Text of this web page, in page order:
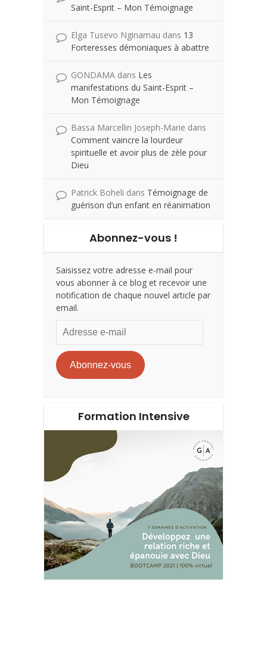
Saint-Esprit – Mon Témoignage
Elga Tusevo Nginamau dans 13
Forteresses démoniaques à abattre
GONDAMA dans Les
manifestations du Saint-Esprit –
Mon Témoignage
Bassa Marcellin Joseph-Marie dans
Comment vaincre la lourdeur
spirituelle et avoir plus de zèle pour
Dieu
Patrick Boheli dans Témoignage de
guérison d’un enfant en réanimation
Abonnez-vous !
Saisissez votre adresse e-mail pour
vous abonner à ce blog et recevoir une
notification de chaque nouvel article par
email.
Adresse
e-
mail
Abonnez-vous
Formation Intensive